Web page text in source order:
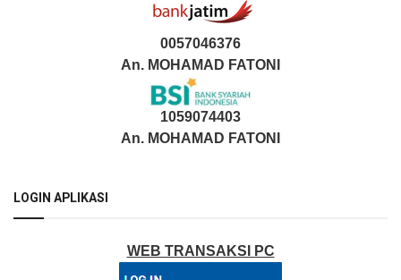
0057046376
An. MOHAMAD FATONI
1059074403
An. MOHAMAD FATONI
LOGIN APLIKASI
WEB TRANSAKSI PC